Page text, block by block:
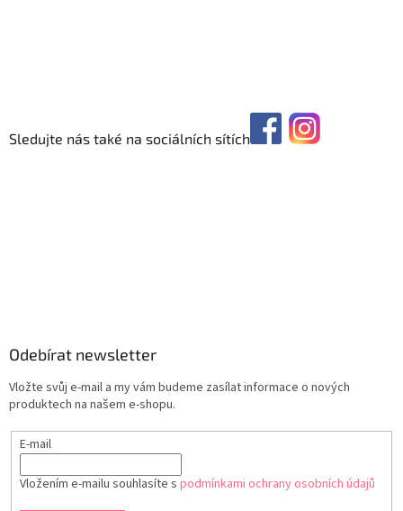
Sledujte nás také na sociálních sítích
Odebírat newsletter
Vložte svůj e-mail a my vám budeme zasílat informace o nových
produktech na našem e-shopu.
E-mail
Vložením e-mailu souhlasíte s podmínkami ochrany osobních údajů